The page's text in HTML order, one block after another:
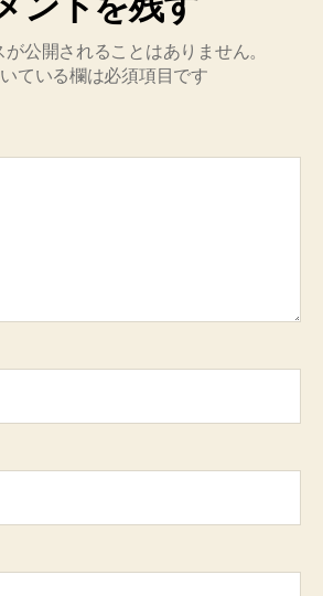
が公開されることはありません。
ている欄は必須項目です